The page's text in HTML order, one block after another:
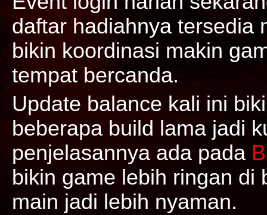
daftar hadiahnya tersedia
bikin koordinasi makin
tempat bercanda.
Update balance kali ini
beberapa build lama jadi
penjelasannya ada pada
bikin game lebih ringan di
main jadi lebih nyaman.